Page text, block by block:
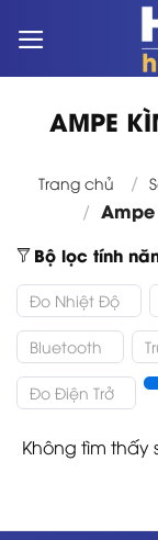
qua
AMPE
Trang chủ /
/
Bộ lọc tính
Đo Nhiệt Độ
Bluetooth
Đo Điện Trở
Không tìm